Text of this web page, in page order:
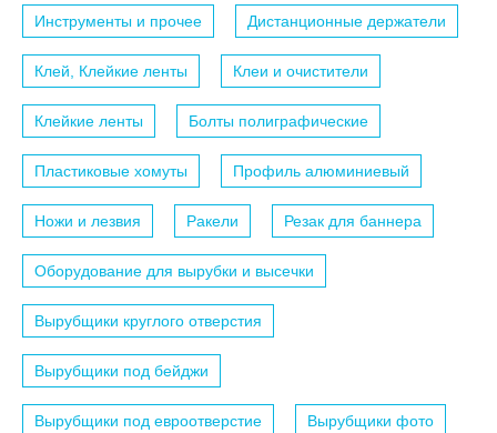
Инструменты и прочее Дистанционные держатели
Клей, Клейкие ленты Клеи и очистители
Клейкие ленты Болты полиграфические
Пластиковые хомуты Профиль алюминиевый
Ножи и лезвия Ракели Резак для баннера
Оборудование для вырубки и высечки
Вырубщики круглого отверстия
Вырубщики под бейджи
Вырубщики под евроотверстие Вырубщики фото